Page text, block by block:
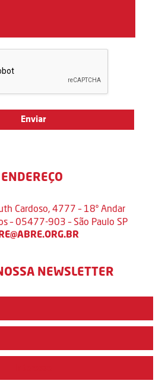
ENDEREÇO
Cardoso, 4777 – 18º Andar
– 05477-903 – São Paulo SP
NEWSLETTER